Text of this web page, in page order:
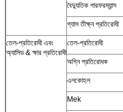
বৈদ্যুতিক পারফরম্যান্স
গ্যাস তীক্ষ্ন প্রতিরোধী
তেল-প্রতিরোধী এবং
অ্যাসিড & ক্ষার প্রতিরোধী
তেল-প্রতিরোধী
অগ্নি প্রতিরোধক
এলকোহল
Mek